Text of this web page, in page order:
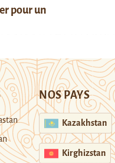
pour un
NOS PAYS
Kazakhstan
Kirghizstan